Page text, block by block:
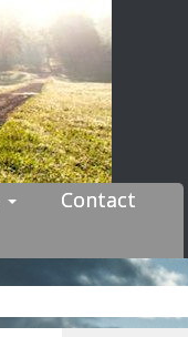
Contact